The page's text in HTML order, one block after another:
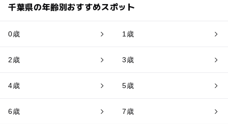
千葉県の年齢別おすすめスポット
0歳 1歳
2歳 3歳
4歳 5歳
6歳 7歳